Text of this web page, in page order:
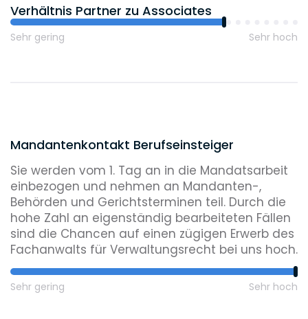
Verhältnis Partner zu Associates
Sehr gering Sehr hoch
Mandantenkontakt Berufseinsteiger
Sie werden vom 1. Tag an in die Mandatsarbeit
einbezogen und nehmen an Mandanten-,
Behörden und Gerichtsterminen teil. Durch die
hohe Zahl an eigenständig bearbeiteten Fällen
sind die Chancen auf einen zügigen Erwerb des
Fachanwalts für Verwaltungsrecht bei uns hoch.
Sehr gering Sehr hoch